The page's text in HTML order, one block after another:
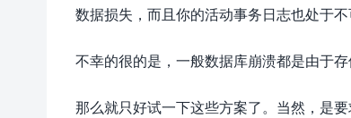
数据损失，而且你的活动事务日志也处于
不幸的很的是，一般数据库崩溃都是由于
那么就只好试一下这些方案了。当然，是